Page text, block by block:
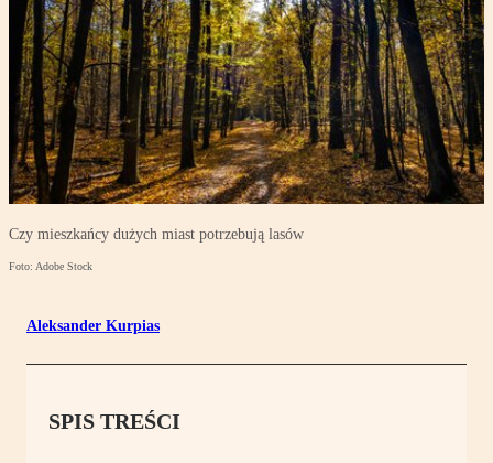
Czy mieszkańcy dużych miast potrzebują lasów
Foto: Adobe Stock
Aleksander Kurpias
SPIS TREŚCI